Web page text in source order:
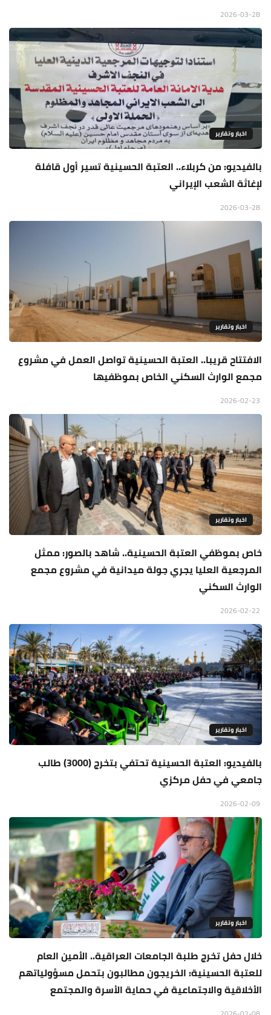
اخبار وتقارير
بالفيديو: من كربلاء.. العتبة الحسينية تسير أول قافلة
لإغاثة الشعب الإيراني
اخبار وتقارير
الافتتاح قريبا.. العتبة الحسينية تواصل العمل في مشروع
مجمع الوارث السكني الخاص بموظفيها
اخبار وتقارير
خاص بموظفي العتبة الحسينية.. شاهد بالصور: ممثل
المرجعية العليا يجري جولة ميدانية في مشروع مجمع
الوارث السكني
اخبار وتقارير
بالفيديو: العتبة الحسينية تحتفي بتخرج (3000) طالب
جامعي في حفل مركزي
اخبار وتقارير
خلال حفل تخرج طلبة الجامعات العراقية.. الأمين العام
للعتبة الحسينية: الخريجون مطالبون بتحمل مسؤولياتهم
الأخلاقية والاجتماعية في حماية الأسرة والمجتمع